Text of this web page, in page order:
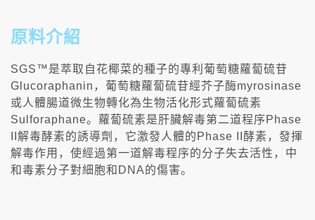
原料介紹
SGS™是萃取自花椰菜的種子的專利葡萄糖蘿蔔硫苷
Glucoraphanin，葡萄糖蘿蔔硫苷經芥子酶myrosinase
或人體腸道微生物轉化為生物活化形式蘿蔔硫素
Sulforaphane。蘿蔔硫素是肝臟解毒第二道程序Phase
II解毒酵素的誘導劑，它激發人體的Phase II酵素，發揮
解毒作用，使經過第一道解毒程序的分子失去活性，中
和毒素分子對細胞和DNA的傷害。